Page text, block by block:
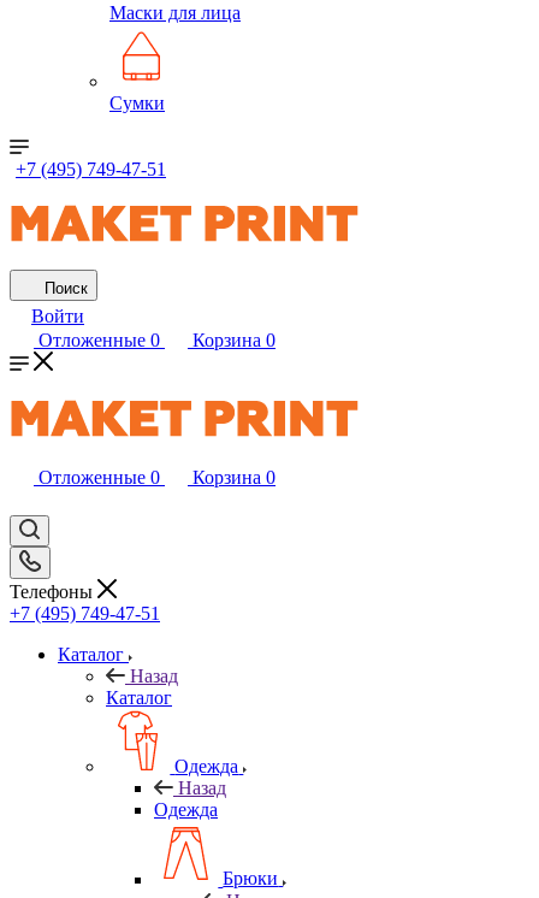
Маски для лица
Сумки
+7 (495) 749-47-51
Поиск
Войти
Отложенные 0 Корзина 0
Отложенные 0 Корзина 0
Телефоны
+7 (495) 749-47-51
Каталог
Назад
Каталог
Одежда
Назад
Одежда
Брюки